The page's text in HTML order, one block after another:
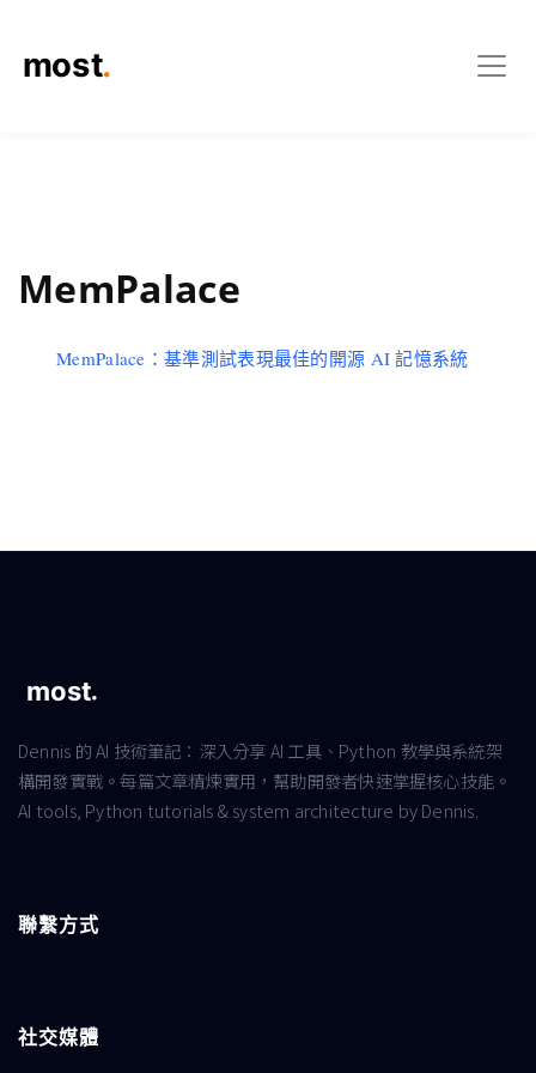
MemPalace
MemPalace：基準測試表現最佳的開源 AI 記憶系統
Dennis 的 AI 技術筆記：深入分享 AI 工具、Python 教學與系統架
構開發實戰。每篇文章精煉實用，幫助開發者快速掌握核心技能。
AI tools, Python tutorials & system architecture by Dennis.
聯繫方式
社交媒體